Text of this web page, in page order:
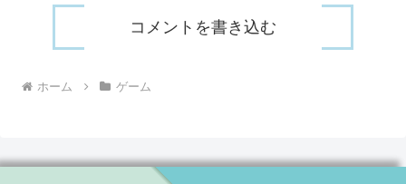
コメントを書き込む
ホーム ゲーム